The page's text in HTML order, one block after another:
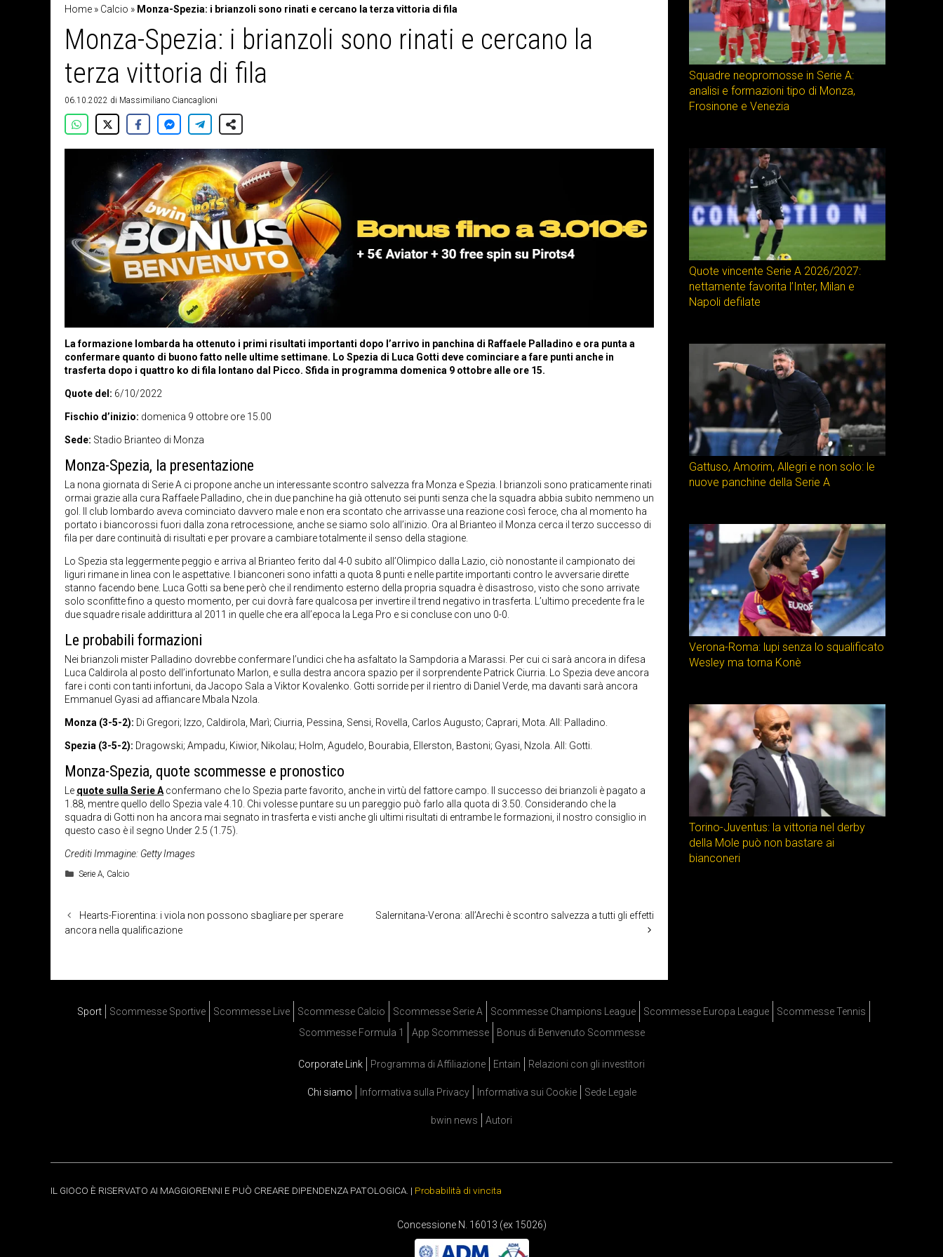
Home » Calcio » Monza-Spezia: i brianzoli sono rinati e cercano la terza vittoria di fila
Monza-Spezia: i brianzoli sono rinati e cercano la
terza vittoria di fila
06.10.2022 di Massimiliano Ciancaglioni
La formazione lombarda ha ottenuto i primi risultati importanti dopo l’arrivo in panchina di Raffaele Palladino e ora punta a
confermare quanto di buono fatto nelle ultime settimane. Lo Spezia di Luca Gotti deve cominciare a fare punti anche in
trasferta dopo i quattro ko di fila lontano dal Picco. Sfida in programma domenica 9 ottobre alle ore 15.
Quote del: 6/10/2022
Fischio d’inizio: domenica 9 ottobre ore 15.00
Sede: Stadio Brianteo di Monza
Monza-Spezia, la presentazione
La nona giornata di Serie A ci propone anche un interessante scontro salvezza fra Monza e Spezia. I brianzoli sono praticamente rinati
ormai grazie alla cura Raffaele Palladino, che in due panchine ha già ottenuto sei punti senza che la squadra abbia subito nemmeno un
gol. Il club lombardo aveva cominciato davvero male e non era scontato che arrivasse una reazione così feroce, cha al momento ha
portato i biancorossi fuori dalla zona retrocessione, anche se siamo solo all’inizio. Ora al Brianteo il Monza cerca il terzo successo di
fila per dare continuità di risultati e per provare a cambiare totalmente il senso della stagione.
Lo Spezia sta leggermente peggio e arriva al Brianteo ferito dal 4-0 subito all’Olimpico dalla Lazio, ciò nonostante il campionato dei
liguri rimane in linea con le aspettative. I bianconeri sono infatti a quota 8 punti e nelle partite importanti contro le avversarie dirette
stanno facendo bene. Luca Gotti sa bene però che il rendimento esterno della propria squadra è disastroso, visto che sono arrivate
solo sconfitte fino a questo momento, per cui dovrà fare qualcosa per invertire il trend negativo in trasferta. L’ultimo precedente fra le
due squadre risale addirittura al 2011 in quelle che era all’epoca la Lega Pro e si concluse con uno 0-0.
Le probabili formazioni
Nei brianzoli mister Palladino dovrebbe confermare l’undici che ha asfaltato la Sampdoria a Marassi. Per cui ci sarà ancora in difesa
Luca Caldirola al posto dell’infortunato Marlon, e sulla destra ancora spazio per il sorprendente Patrick Ciurria. Lo Spezia deve ancora
fare i conti con tanti infortuni, da Jacopo Sala a Viktor Kovalenko. Gotti sorride per il rientro di Daniel Verde, ma davanti sarà ancora
Emmanuel Gyasi ad affiancare Mbala Nzola.
Monza (3-5-2): Di Gregori; Izzo, Caldirola, Marì; Ciurria, Pessina, Sensi, Rovella, Carlos Augusto; Caprari, Mota. All: Palladino.
Spezia (3-5-2): Dragowski; Ampadu, Kiwior, Nikolau; Holm, Agudelo, Bourabia, Ellerston, Bastoni; Gyasi, Nzola. All: Gotti.
Monza-Spezia, quote scommesse e pronostico
Le quote sulla Serie A confermano che lo Spezia parte favorito, anche in virtù del fattore campo. Il successo dei brianzoli è pagato a
1.88, mentre quello dello Spezia vale 4.10. Chi volesse puntare su un pareggio può farlo alla quota di 3.50. Considerando che la
squadra di Gotti non ha ancora mai segnato in trasferta e visti anche gli ultimi risultati di entrambe le formazioni, il nostro consiglio in
questo caso è il segno Under 2.5 (1.75).
Crediti Immagine: Getty Images
Categorie
Serie A, Calcio
Hearts-Fiorentina: i viola non possono sbagliare per sperare
ancora nella qualificazione
Salernitana-Verona: all’Arechi è scontro salvezza a tutti gli effetti
Squadre neopromosse in Serie A:
analisi e formazioni tipo di Monza,
Frosinone e Venezia
Quote vincente Serie A 2026/2027:
nettamente favorita l’Inter, Milan e
Napoli defilate
Gattuso, Amorim, Allegri e non solo: le
nuove panchine della Serie A
Verona-Roma: lupi senza lo squalificato
Wesley ma torna Konè
Torino-Juventus: la vittoria nel derby
della Mole può non bastare ai
bianconeri
Sport Scommesse Sportive Scommesse Live Scommesse Calcio Scommesse Serie A Scommesse Champions League Scommesse Europa League
Scommesse Tennis
Scommesse Formula 1
App Scommesse Bonus di Benvenuto Scommesse
Corporate Link Programma di Affiliazione Entain Relazioni con gli investitori
Chi siamo Informativa sulla Privacy Informativa sui Cookie Sede Legale
bwin news Autori
IL GIOCO È RISERVATO AI MAGGIORENNI E PUÒ CREARE DIPENDENZA PATOLOGICA. | Probabilità di vincita
Concessione N. 16013 (ex 15026)